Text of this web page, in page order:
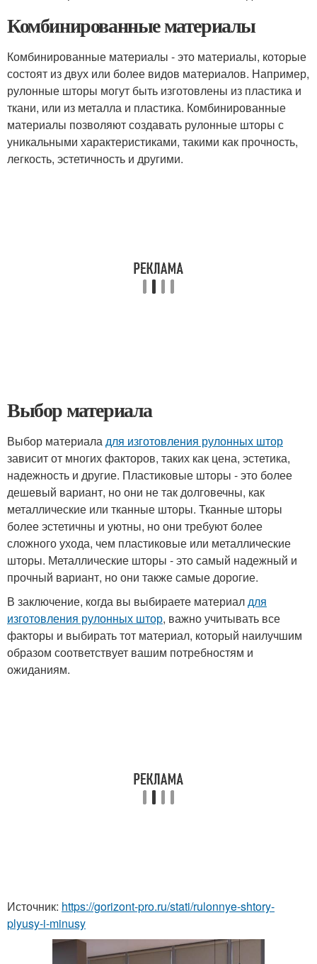
Комбинированные материалы
Комбинированные материалы - это материалы, которые
состоят из двух или более видов материалов. Например,
рулонные шторы могут быть изготовлены из пластика и
ткани, или из металла и пластика. Комбинированные
материалы позволяют создавать рулонные шторы с
уникальными характеристиками, такими как прочность,
легкость, эстетичность и другими.
Выбор материала
Выбор материаладля изготовления рулонных штор
зависит от многих факторов, таких как цена, эстетика,
надежность и другие. Пластиковые шторы - это более
дешевый вариант, но они не так долговечны, как
металлические или тканные шторы. Тканные шторы
более эстетичны и уютны, но они требуют более
сложного ухода, чем пластиковые или металлические
шторы. Металлические шторы - это самый надежный и
прочный вариант, но они также самые дорогие.
В заключение, когда вы выбираете материалдля
изготовления рулонных штор, важно учитывать все
факторы и выбирать тот материал, который наилучшим
образом соответствует вашим потребностям и
ожиданиям.
Источник: https://gorizont-pro.ru/stati/rulonnye-shtory-
plyusy-i-minusy